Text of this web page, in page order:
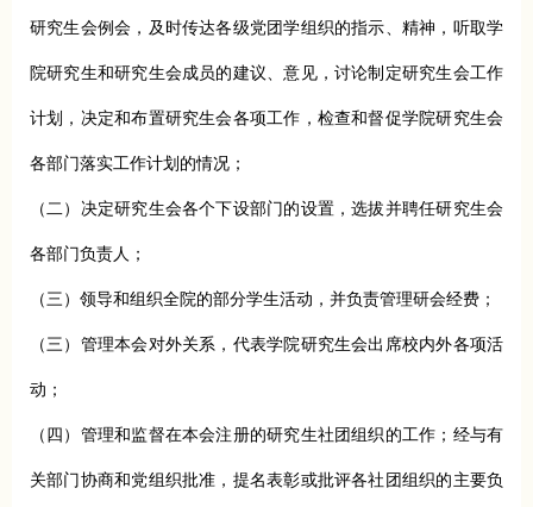
研究生会例会，及时传达各级党团学组织的指示、精神，听取学
院研究生和研究生会成员的建议、意见，讨论制定研究生会工作
计划，决定和布置研究生会各项工作，检查和督促学院研究生会
各部门落实工作计划的情况；
（二）决定研究生会各个下设部门的设置，选拔并聘任研究生会
各部门负责人；
（三）领导和组织全院的部分学生活动，并负责管理研会经费；
（三）管理本会对外关系，代表学院研究生会出席校内外各项活
动；
（四）管理和监督在本会注册的研究生社团组织的工作；经与有
关部门协商和党组织批准，提名表彰或批评各社团组织的主要负